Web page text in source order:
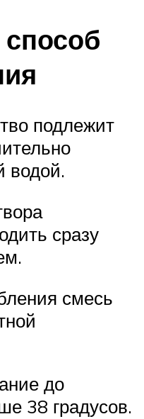
подлежит
водой.
сразу
смесь
до
38 градусов.